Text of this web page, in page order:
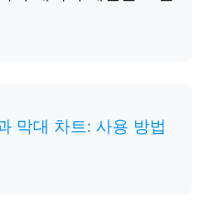
막대 차트: 사용 방법